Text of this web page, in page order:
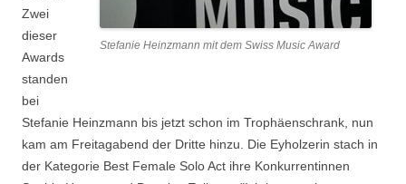
Stefanie Heinzmann mit dem Swiss Music Award
Zwei
dieser
Awards
standen
bei
Stefanie Heinzmann bis jetzt schon im Trophäenschrank, nun
kam am Freitagabend der Dritte hinzu. Die Eyholzerin stach in
der Kategorie Best Female Solo Act ihre Konkurrentinnen